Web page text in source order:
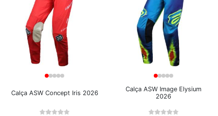
Calça ASW Concept Iris 2026
Calça ASW Image Elysium
2026